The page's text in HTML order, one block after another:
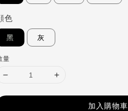
色
黑 灰
量
加入購物車